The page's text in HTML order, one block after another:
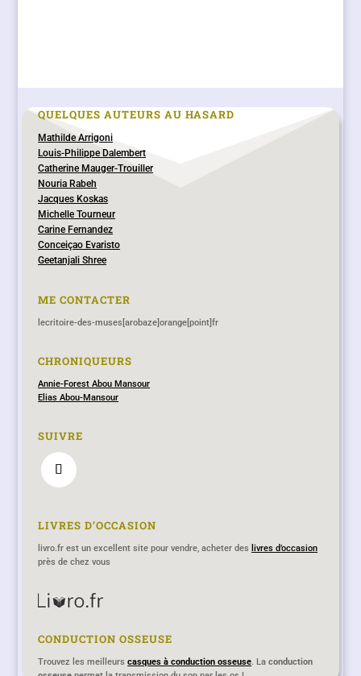
QUELQUES AUTEURS AU HASARD
Mathilde Arrigoni
Louis-Philippe Dalembert
Catherine Mauger-Trouiller
Nouria Rabeh
Jacques Koskas
Michelle Tourneur
Carine Fernandez
Conceiçao Evaristo
Geetanjali Shree
ME CONTACTER
lecritoire-des-muses[arobaze]orange[point]fr
CHRONIQUEURS
Annie-Forest Abou Mansour
Elias Abou-Mansour
SUIVRE
LIVRES D’OCCASION
livro.fr est un excellent site pour vendre, acheter des livres d’occasion
près de chez vous
CONDUCTION OSSEUSE
Trouvez les meilleurscasques à conduction osseuse. Laconduction
Lecritoire-des-muses.fr remplace désormais le blog